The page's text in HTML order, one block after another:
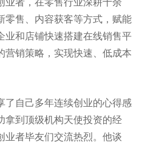
业者，在零售行业深耕十余
零售、内容获客等方式，赋能
业和店铺快速搭建在线销售平
营销策略，实现快速、低成本
了自己多年连续创业的心得感
拿到顶级机构天使投资的经
业者毕友们交流热烈。他谈